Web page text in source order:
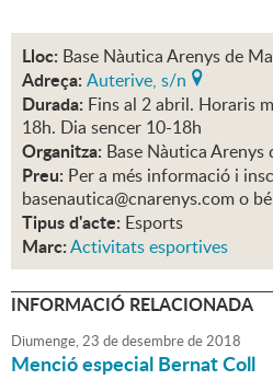
Lloc: Base Nàutica Arenys de
Adreça: Auterive, s/n
Durada: Fins al 2 abril. Horaris
18h. Dia sencer 10-18h
Organitza: Base Nàutica Arenys
Preu: Per a més informació i
basenautica@cnarenys.com o
Tipus d'acte: Esports
Marc:Activitats esportives
INFORMACIÓ RELACIONADA
Diumenge,23 dedesembrede2018
Menció especial Bernat Coll